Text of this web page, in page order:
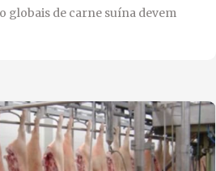
globais de carne suína devem